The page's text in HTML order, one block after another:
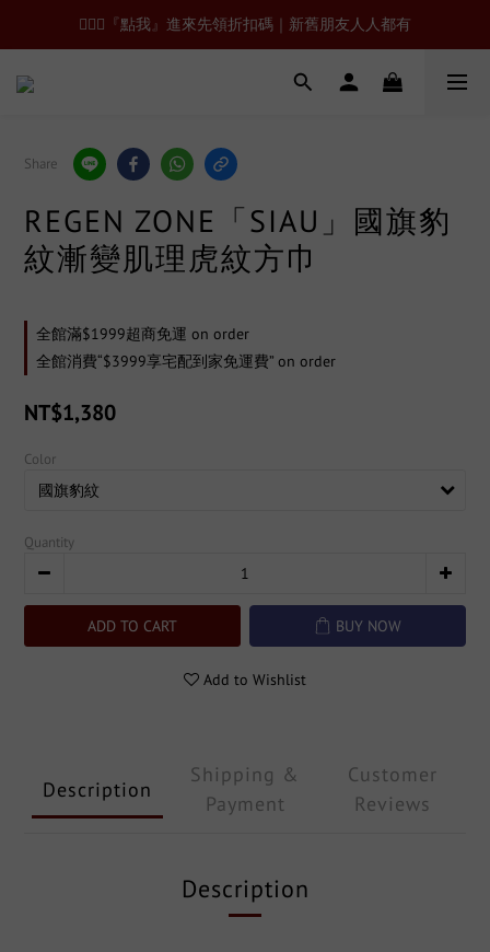
🙋🏻‍♂️『點我』進來先領折扣碼｜新舊朋友人人都有
Share
REGEN ZONE「SIAU」國旗豹
紋漸變肌理虎紋方巾
全館滿$1999超商免運 on order
全館消費“$3999享宅配到家免運費” on order
NT$1,380
Color
Quantity
ADD TO CART BUY NOW
Add to Wishlist
Description
Shipping &
Payment
Customer
Reviews
Description